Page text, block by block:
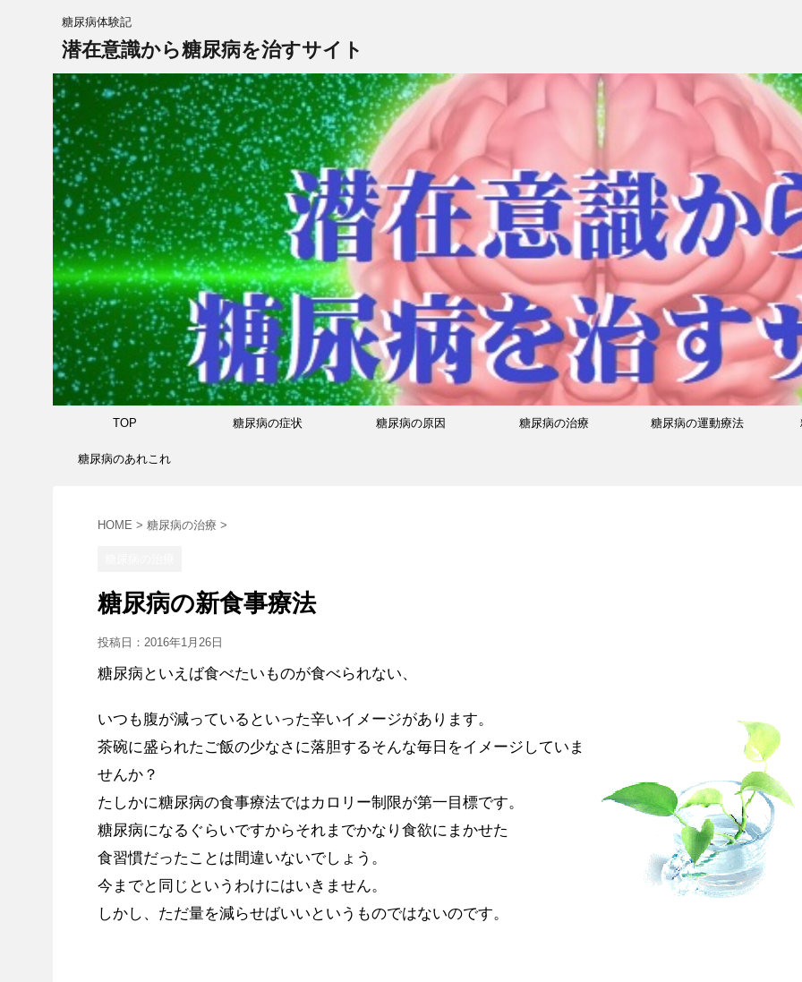
糖尿病体験記
潜在意識から糖尿病を治すサイト
TOP 糖尿病の症状 糖尿病の原因 糖尿病の治療 糖尿病の運動療法
糖尿病のあれこれ
HOME > 糖尿病の治療 >
糖尿病の新食事療法
投稿日： 2016年1月26日
糖尿病といえば食べたいものが食べられない、
いつも腹が減っているといった辛いイメージがあります。
茶碗に盛られたご飯の少なさに落胆するそんな毎日をイメージしていま
せんか？
たしかに糖尿病の食事療法ではカロリー制限が第一目標です。
糖尿病になるぐらいですからそれまでかなり食欲にまかせた
食習慣だったことは間違いないでしょう。
今までと同じというわけにはいきません。
しかし、ただ量を減らせばいいというものではないのです。